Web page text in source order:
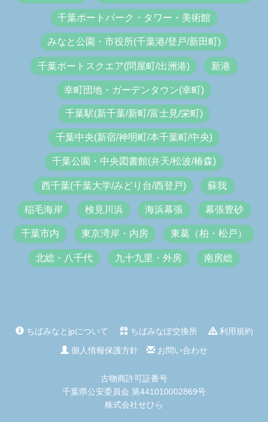
千葉ポートパーク・タワー・美術館
みなと公園・市役所(千葉港/登戸/新田町)
千葉ポートスクエア(問屋町/出洲港) 新港
幸町団地・ガーデンタウン(幸町)
千葉駅(新千葉/新町/富士見/栄町)
千葉中央(新宿/神明町/本千葉町/中央)
千葉公園・中央図書館(弁天/松波/椿森)
西千葉(千葉大学/みどり台/西登戸) 蘇我
稲毛海岸 検見川浜 海浜幕張 幕張豊砂
千葉市内 東京湾岸・内房 東葛（柏・松戸）
北総・八千代 九十九里・外房 南房総
ちばみなとjpについて ちばみなぽ交換所
利用規約
個人情報保護方針
お問い合わせ
古物商許可証番号
千葉県公安委員会 第441010002869号
株式会社せひら